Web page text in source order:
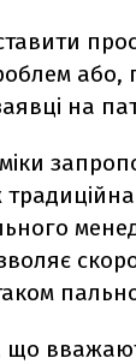
або,
на
що